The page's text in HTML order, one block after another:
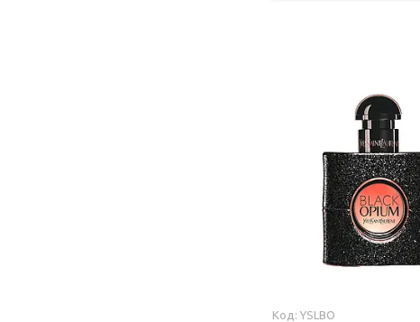
YSLBO